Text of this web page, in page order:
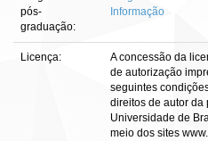
pós-
graduação:
Informação
Licença:
A concessão da
de autorização
seguintes
direitos de autor da
Universidade de
meio dos sites